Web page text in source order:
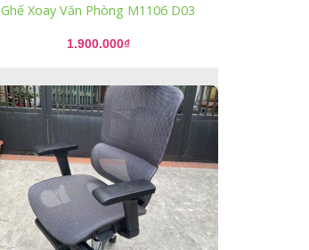
Ghế Xoay Văn Phòng M1106 D03
1.900.000₫